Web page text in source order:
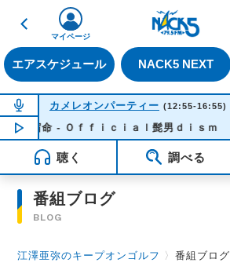
戻る
エアスケジュール NACK5 NEXT
マイページ
NOW ON AIR
カメレオンパーティー (12:55-16:55)
NOW PLAYING 13:26
宿命 - Ｏｆｆｉｃｉａｌ髭男ｄｉｓｍ
聴く 調べる
番組ブログ
BLOG
江澤亜弥のキープオンゴルフ 〉番組ブログ